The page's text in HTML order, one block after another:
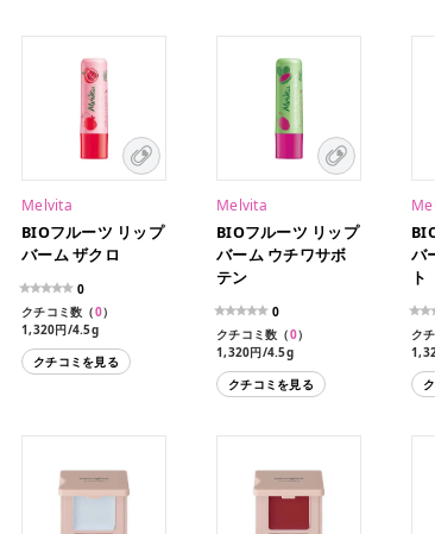
Melvita
BIOフルーツ リップ
バーム ザクロ
0
クチコミ数（0）
1,320円/4.5g
クチコミを見る
Melvita
BIOフルーツ リップ
バーム ウチワサボ
テン
0
クチコミ数（0）
1,320円/4.5g
クチコミを見る
バ
ト
ク